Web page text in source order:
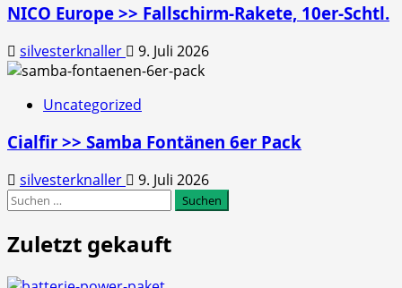
NICO Europe >> Fallschirm-Rakete, 10er-Schtl.
silvesterknaller 9. Juli 2026
Uncategorized
Cialfir >> Samba Fontänen 6er Pack
silvesterknaller
9. Juli 2026
Suchen
Zuletzt gekauft